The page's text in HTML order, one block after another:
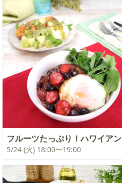
フルーツたっぷり！ハワイアン
5/24 (火) 18:00〜19:00